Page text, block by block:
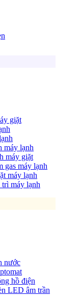
giặt
máy lạnh
máy giặt
gas máy lạnh
máy lạnh
trì máy lạnh
nước
hồ điện
LED âm trần